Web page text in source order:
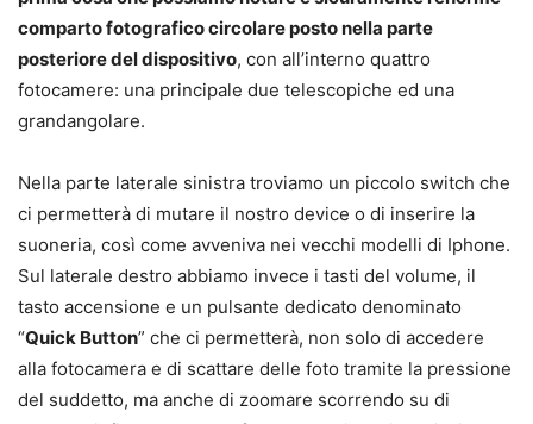
comparto fotografico circolare posto nella parte
posteriore del dispositivo, con all’interno quattro
fotocamere: una principale due telescopiche ed una
grandangolare.
Nella parte laterale sinistra troviamo un piccolo switch che
ci permetterà di mutare il nostro device o di inserire la
suoneria, così come avveniva nei vecchi modelli di Iphone.
Sul laterale destro abbiamo invece i tasti del volume, il
tasto accensione e un pulsante dedicato denominato
“Quick Button” che ci permetterà, non solo di accedere
alla fotocamera e di scattare delle foto tramite la pressione
del suddetto, ma anche di zoomare scorrendo su di